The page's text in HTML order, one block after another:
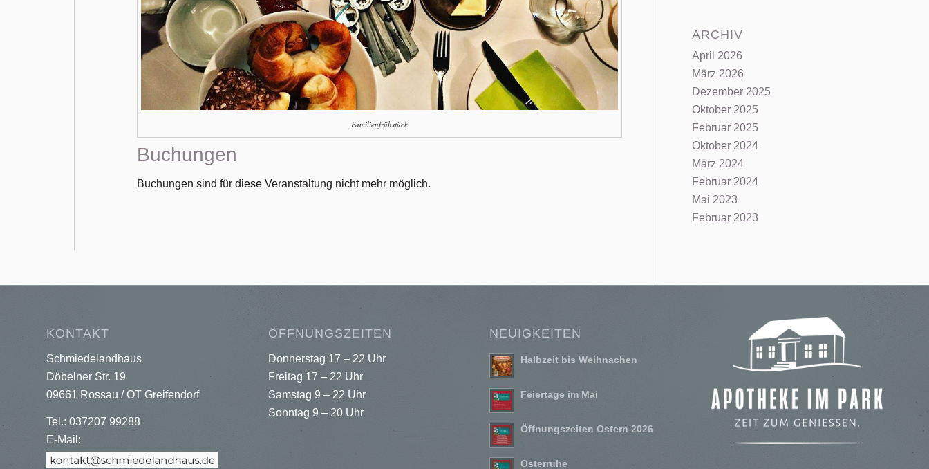
Familienfrühstück
Buchungen
Buchungen sind für diese Veranstaltung nicht mehr möglich.
ARCHIV
April 2026
März 2026
Dezember 2025
Oktober 2025
Februar 2025
Oktober 2024
März 2024
Februar 2024
Mai 2023
Februar 2023
KONTAKT
Schmiedelandhaus
Döbelner Str. 19
09661 Rossau / OT Greifendorf
Tel.: 037207 99288
E-Mail:
ÖFFNUNGSZEITEN
Donnerstag 17 – 22 Uhr
Freitag 17 – 22 Uhr
Samstag 9 – 22 Uhr
Sonntag 9 – 20 Uhr
NEUIGKEITEN
Halbzeit bis Weihnachen
Feiertage im Mai
Öffnungszeiten Ostern 2026
Osterruhe